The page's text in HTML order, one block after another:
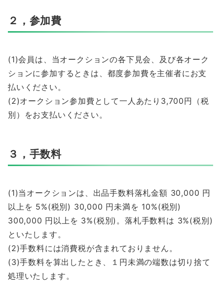
２，参加費
(1)会員は、当オークションの各下見会、及び各オーク
ションに参加するときは、都度参加費を主催者にお支
払いください。
(2)オークション参加費として一人あたり3,700円（税
別）をお支払いください。
３，手数料
(1)当オークションは、出品手数料落札金額 30,000 円
以上を 5%(税別) 30,000 円未満を 10%(税別)
300,000 円以上を 3%(税別)。落札手数料は 3%(税別)
といたします。
(2)手数料には消費税が含まれておりません。
(3)手数料を算出したとき、１円未満の端数は切り捨て
処理いたします。